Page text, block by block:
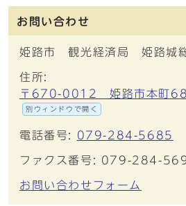
お問い合わせ
姫路市 観光経済局 姫路城
住所:
〒670-0012 姫路市本町68
別ウィンドウで開く
電話番号: 079-284-5685
ファクス番号: 079-284-
お問い合わせフォーム